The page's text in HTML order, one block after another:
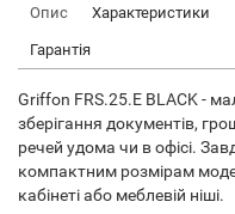
Опис Характеристики
Гарантія
Griffon FRS.25.E BLACK -
зберігання документів,
речей удома чи в офісі.
компактним розмірам
кабінеті або меблевій ніші.